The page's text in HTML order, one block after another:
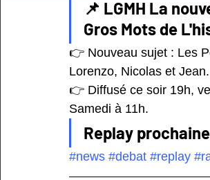
📌 LGMH La
Gros Mots de
👉 Nouveau sujet : Les
Lorenzo, Nicolas et Jean.
👉 Diffusé ce soir 19h,
Samedi à 11h.
Replay
#news #debat #replay